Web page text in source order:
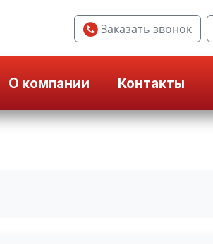
Заказать звонок
О компании Контакты